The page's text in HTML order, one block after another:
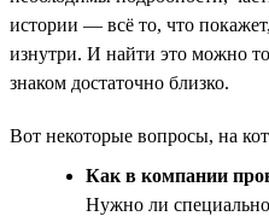
истории — всё то, что
изнутри. И найти это можно
знаком достаточно близко.
Вот некоторые вопросы, на
Как в компании
Нужно ли